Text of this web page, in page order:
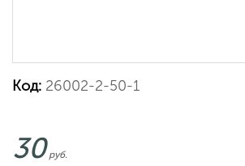
Код: 26002-2-50-1
30 руб.